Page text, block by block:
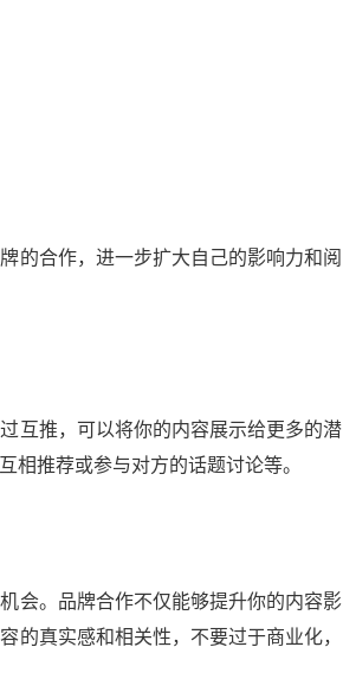
的合作，进一步扩大自己的影响力和阅
互推，可以将你的内容展示给更多的潜
相推荐或参与对方的话题讨论等。
会。品牌合作不仅能够提升你的内容影
的真实感和相关性，不要过于商业化，